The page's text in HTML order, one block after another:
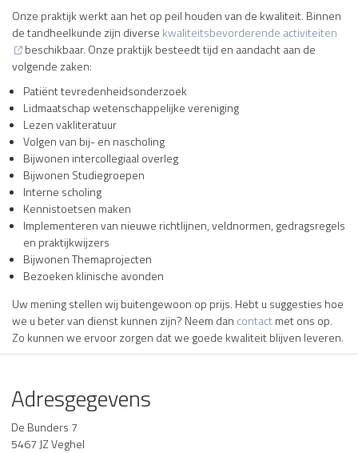
Onze praktijk werkt aan het op peil houden van de kwaliteit. Binnen
de tandheelkunde zijn diverse kwaliteitsbevorderende activiteiten
beschikbaar. Onze praktijk besteedt tijd en aandacht aan de
volgende zaken:
Patiënt tevredenheidsonderzoek
Lidmaatschap wetenschappelijke vereniging
Lezen vakliteratuur
Volgen van bij- en nascholing
Bijwonen intercollegiaal overleg
Bijwonen Studiegroepen
Interne scholing
Kennistoetsen maken
Implementeren van nieuwe richtlijnen, veldnormen, gedragsregels
en praktijkwijzers
Bijwonen Themaprojecten
Bezoeken klinische avonden
Uw mening stellen wij buitengewoon op prijs. Hebt u suggesties hoe
we u beter van dienst kunnen zijn? Neem dan contactmet ons op.
Zo kunnen we ervoor zorgen dat we goede kwaliteit blijven leveren.
Adresgegevens
De Bunders 7
5467 JZ Veghel